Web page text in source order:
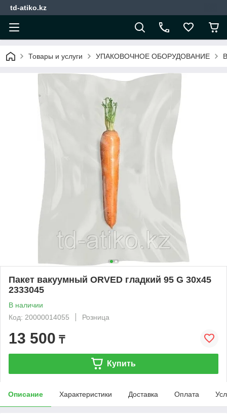
td-atiko.kz
Товары и услуги УПАКОВОЧНОЕ ОБОРУДОВАНИЕ
Пакет вакуумный ORVED гладкий 95 G 30х45
2333045
В наличии
Код: 20000014055
Розница
13 500 ₸
Купить
Описание Характеристики Доставка Оплата